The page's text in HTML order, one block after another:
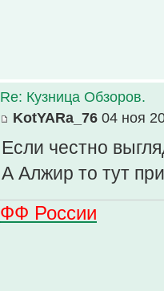
Re: Кузница Обзоров.
KotYARa_76 04 ноя
Если честно
А Алжир то тут
ФФ России